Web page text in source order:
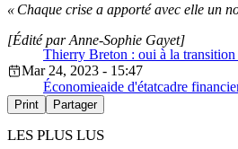
« Chaque crise a apporté avec elle un
Thierry Breton : oui à la transition
[Édité par Anne-Sophie Gayet]
Mar 24, 2023 - 15:47
Économieaide d'étatcadre
Print Partager
LES PLUS LUS